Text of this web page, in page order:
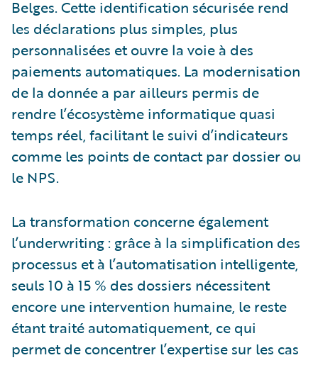
Belges. Cette identification sécurisée rend
les déclarations plus simples, plus
personnalisées et ouvre la voie à des
paiements automatiques. La modernisation
de la donnée a par ailleurs permis de
rendre l’écosystème informatique quasi
temps réel, facilitant le suivi d’indicateurs
comme les points de contact par dossier ou
le NPS.
La transformation concerne également
l’underwriting : grâce à la simplification des
processus et à l’automatisation intelligente,
seuls 10 à 15 % des dossiers nécessitent
encore une intervention humaine, le reste
étant traité automatiquement, ce qui
permet de concentrer l’expertise sur les cas